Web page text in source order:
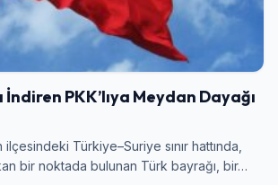
İndiren PKK’lıya Meydan Dayağı
Türkiye–Suriye sınır hattında,
bir noktada bulunan Türk bayrağı, bir…